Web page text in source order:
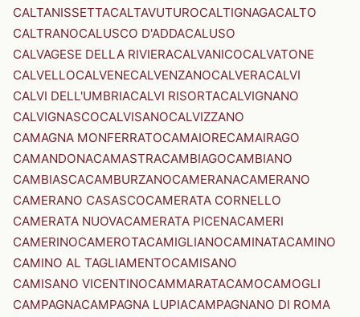
CALTANISSETTACALTAVUTUROCALTIGNAGACALTO
CALTRANOCALUSCO D'ADDACALUSO
CALVAGESE DELLA RIVIERACALVANICOCALVATONE
CALVELLOCALVENECALVENZANOCALVERACALVI
CALVI DELL'UMBRIACALVI RISORTACALVIGNANO
CALVIGNASCOCALVISANOCALVIZZANO
CAMAGNA MONFERRATOCAMAIORECAMAIRAGO
CAMANDONACAMASTRACAMBIAGOCAMBIANO
CAMBIASCACAMBURZANOCAMERANACAMERANO
CAMERANO CASASCOCAMERATA CORNELLO
CAMERATA NUOVACAMERATA PICENACAMERI
CAMERINOCAMEROTACAMIGLIANOCAMINATACAMINO
CAMINO AL TAGLIAMENTOCAMISANO
CAMISANO VICENTINOCAMMARATACAMOCAMOGLI
CAMPAGNACAMPAGNA LUPIACAMPAGNANO DI ROMA